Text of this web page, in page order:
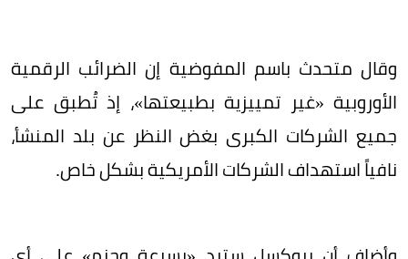
وقال متحدث باسم المفوضية إن الضرائب الرقمية
الأوروبية «غير تمييزية بطبيعتها»، إذ تُطبق على
جميع الشركات الكبرى بغض النظر عن بلد المنشأ،
نافياً استهداف الشركات الأمريكية بشكل خاص.